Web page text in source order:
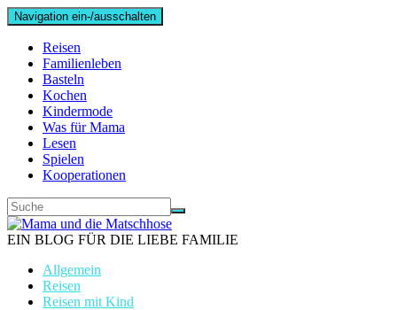
Navigation ein-/ausschalten
Reisen
Familienleben
Basteln
Kochen
Kindermode
Was für Mama
Lesen
Spielen
Kooperationen
EIN BLOG FÜR DIE LIEBE FAMILIE
Allgemein
Reisen
Reisen mit Kind